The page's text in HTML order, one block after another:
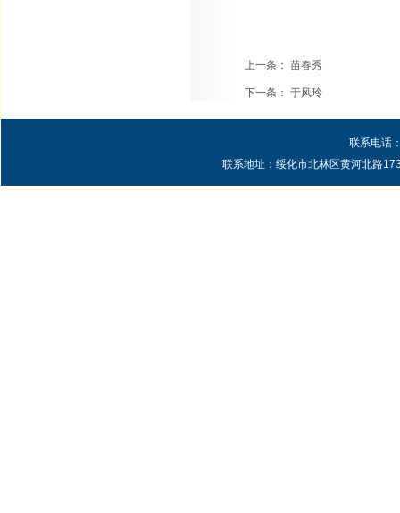
上一条： 苗春秀
下一条： 于风玲
联系电话
联系地址：绥化市北林区黄河北路